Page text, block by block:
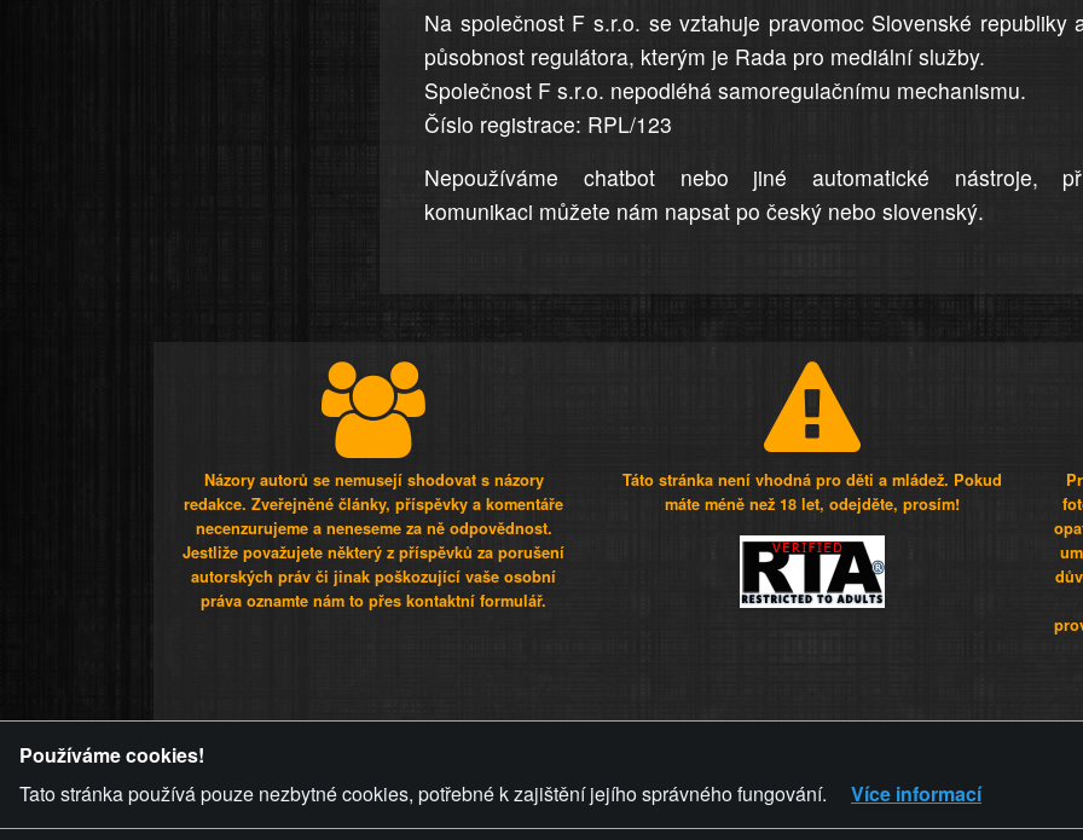
Na společnost F s.r.o. se vztahuje pravomoc Slovenské republiky
působnost regulátora, kterým je Rada pro mediální služby.
Společnost F s.r.o. nepodléhá samoregulačnímu mechanismu.
Číslo registrace: RPL/123
Nepoužíváme chatbot nebo jiné automatické nástroje,
komunikaci můžete nám napsat po český nebo slovenský.
Názory autorů se nemusejí shodovat s názory
redakce. Zveřejněné články, příspěvky a komentáře
necenzurujeme a neneseme za ně odpovědnost.
Jestliže považujete některý z příspěvků za porušení
autorských práv či jinak poškozující vaše osobní
práva oznamte nám to přes kontaktní formulář.
Táto stránka není vhodná pro děti a mládež. Pokud
máte méně než 18 let, odejděte, prosím!
ZVRÁCENÝ.CZ PRAVIDLA A
Používáme cookies!
Tato stránka používá pouze nezbytné cookies, potřebné k zajištění jejího správného fungování.
Více informací